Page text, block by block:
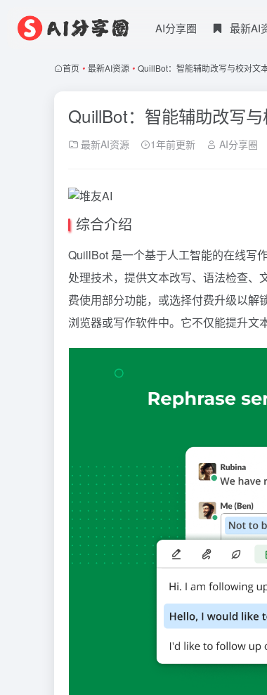
AI分享圈 最新AI
首页 • 最新AI资源 • QuillBot：智能辅助改写与校对文
QuillBot：智能辅助改写
最新AI资源 1年前更新 AI分享圈
综合介绍
QuillBot 是一个基于人工智能的在线写
处理技术，提供文本改写、语法检查
费使用部分功能，或选择付费升级以解
浏览器或写作软件中。它不仅能提升文